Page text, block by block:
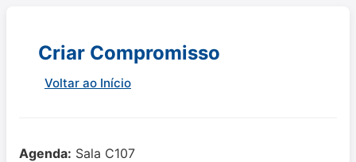
Criar Compromisso
Voltar ao Início
Agenda: Sala C107